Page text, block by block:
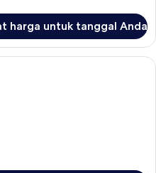
harga untuk tanggal Anda
Kamar Triple | Meja kerja dan Wi-Fi